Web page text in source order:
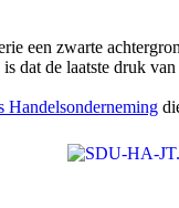
een zwarte
dat de laatste druk
Handelsonderneming